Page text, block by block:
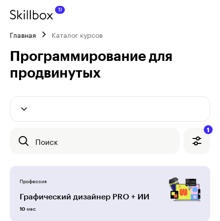
Главная Каталог курсов
Программирование для
продвинутых
Поиск
1
Профессия
Графический дизайнер PRO + ИИ
10 мес